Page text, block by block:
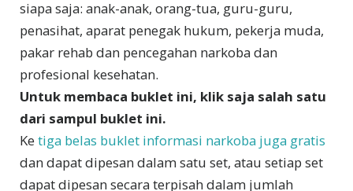
siapa saja: anak-anak, orang-tua, guru-guru,
penasihat, aparat penegak hukum, pekerja muda,
pakar rehab dan pencegahan narkoba dan
profesional kesehatan.
Untuk membaca buklet ini, klik saja salah satu
dari sampul buklet ini.
Ke tiga belas buklet informasi narkoba juga gratis
dan dapat dipesan dalam satu set, atau setiap set
dapat dipesan secara terpisah dalam jumlah